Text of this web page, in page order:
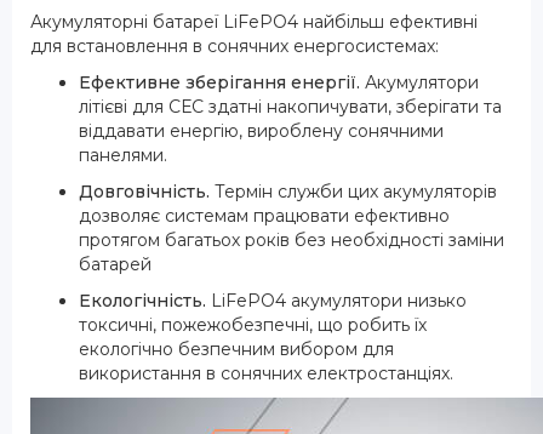
Акумуляторні батареї LiFePO4 найбільш ефективні
для встановлення в сонячних енергосистемах:
Ефективне зберігання енергії. Акумулятори
літієві для СЕС здатні накопичувати, зберігати та
віддавати енергію, вироблену сонячними
панелями.
Довговічність. Термін служби цих акумуляторів
дозволяє системам працювати ефективно
протягом багатьох років без необхідності заміни
батарей
Екологічність. LiFePO4 акумулятори низько
токсичні, пожежобезпечні, що робить їх
екологічно безпечним вибором для
використання в сонячних електростанціях.